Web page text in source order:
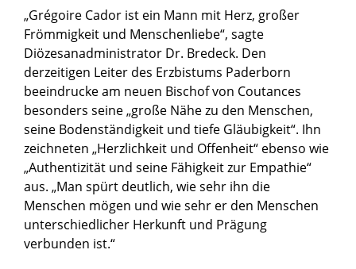
„Grégoire Cador ist ein Mann mit Herz, großer
Frömmigkeit und Menschenliebe“, sagte
Diözesanadministrator Dr. Bredeck. Den
derzeitigen Leiter des Erzbistums Paderborn
beeindrucke am neuen Bischof von Coutances
besonders seine „große Nähe zu den Menschen,
seine Bodenständigkeit und tiefe Gläubigkeit“. Ihn
zeichneten „Herzlichkeit und Offenheit“ ebenso wie
„Authentizität und seine Fähigkeit zur Empathie“
aus. „Man spürt deutlich, wie sehr ihn die
Menschen mögen und wie sehr er den Menschen
unterschiedlicher Herkunft und Prägung
verbunden ist.“